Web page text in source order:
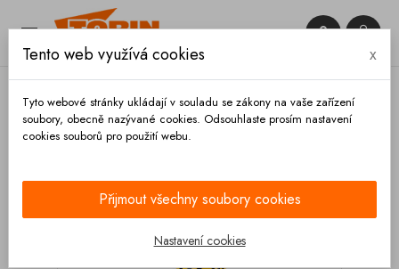
 

Tento web využívá cookies x
Tyto webové stránky ukládají v souladu se zákony na vaše zařízení
soubory, obecně nazývané cookies. Odsouhlaste prosím nastavení
cookies souborů pro použití webu.
Přijmout všechny soubory cookies
Nastavení cookies